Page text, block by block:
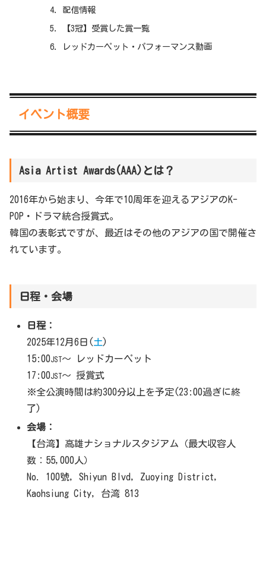
配信情報
【3冠】受賞した賞一覧
レッドカーペット・パフォーマンス動画
イベント概要
Asia Artist Awards(AAA)とは？
2016年から始まり、今年で10周年を迎えるアジアのK-
POP・ドラマ統合授賞式。
韓国の表彰式ですが、最近はその他のアジアの国で開催さ
れています。
日程・会場
日程：
2025年12月6日(土)
15:00JST～ レッドカーペット
17:00JST～ 授賞式
※全公演時間は約300分以上を予定(23:00過ぎに終
了)
会場：
【台湾】高雄ナショナルスタジアム（最大収容人
数：55,000人）
No. 100號, Shiyun Blvd, Zuoying District,
Kaohsiung City, 台湾 813